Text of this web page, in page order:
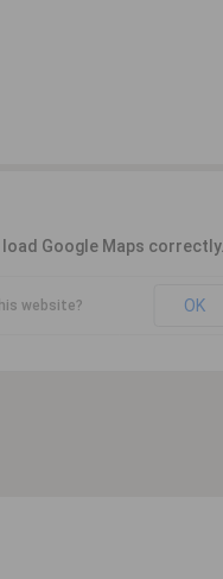
Google Maps correctly.
website? OK